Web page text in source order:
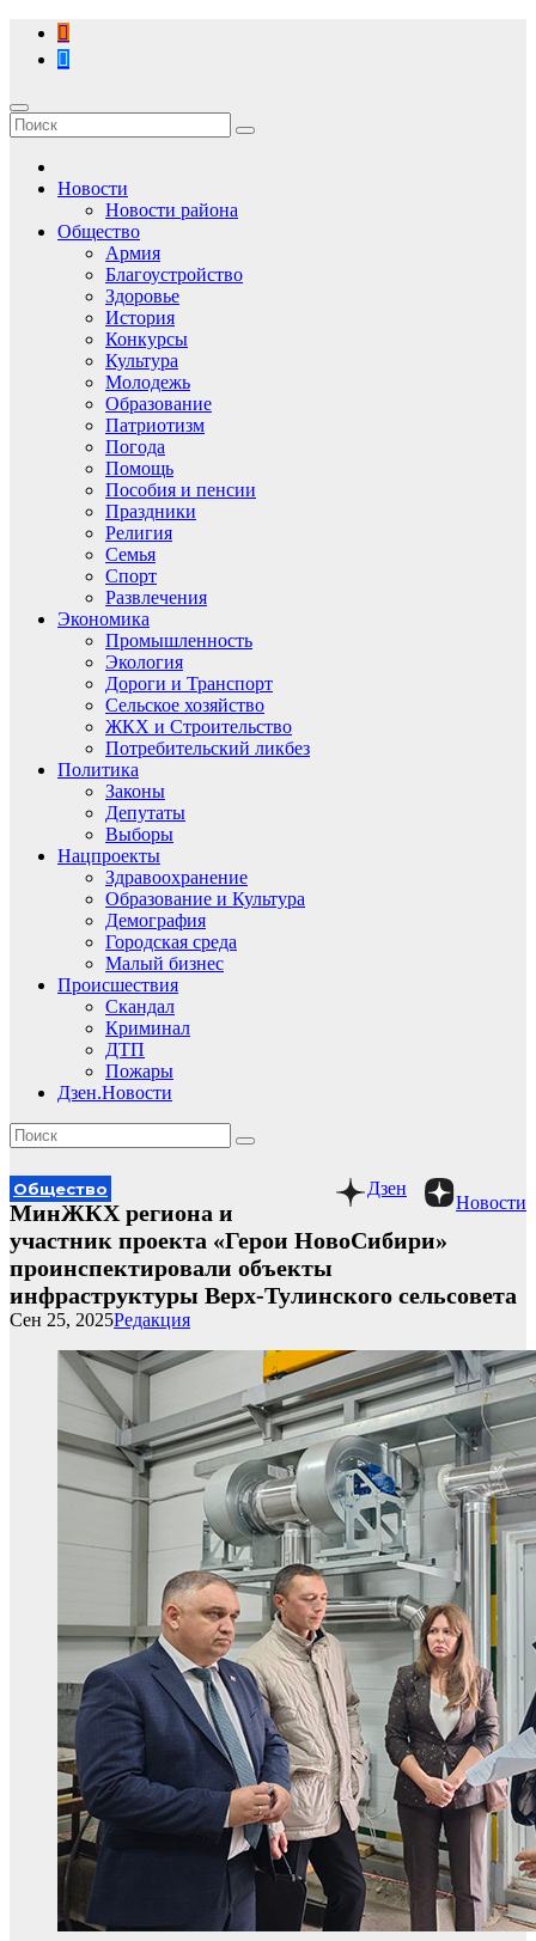
Перейти
содержимому
Новости
Новости района
Общество
Армия
Благоустройство
Здоровье
История
Конкурсы
Культура
Молодежь
Образование
Патриотизм
Погода
Помощь
Пособия и пенсии
Праздники
Религия
Семья
Спорт
Развлечения
Экономика
Промышленность
Экология
Дороги и Транспорт
Сельское хозяйство
ЖКХ и Строительство
Потребительский ликбез
Политика
Законы
Депутаты
Выборы
Нацпроекты
Здравоохранение
Образование и Культура
Демография
Городская среда
Малый бизнес
Происшествия
Скандал
Криминал
ДТП
Пожары
Дзен.Новости
Новости
Дзен
Общество
МинЖКХ региона и
участник проекта «Герои НовоСибири»
проинспектировали объекты
инфраструктуры Верх-Тулинского сельсовета
Редакция
Сен 25, 2025